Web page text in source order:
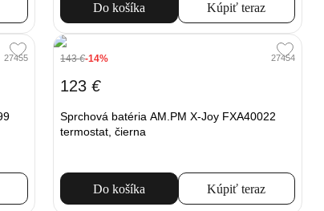
Do košíka Kúpiť teraz
27455 143€-14% 27454
123€
Sprchová batéria AM.PM X-Joy FXA40022
termostat, čierna
Do košíka Kúpiť teraz